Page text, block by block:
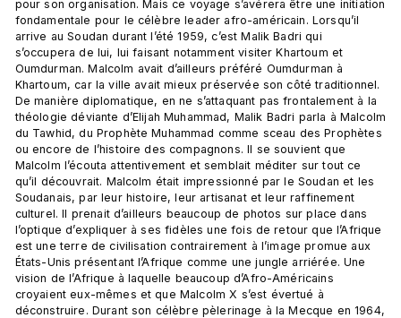
pour son organisation. Mais ce voyage s’avérera être une initiation
fondamentale pour le célèbre leader afro-américain. Lorsqu’il
arrive au Soudan durant l’été 1959, c’est Malik Badri qui
s’occupera de lui, lui faisant notamment visiter Khartoum et
Oumdurman. Malcolm avait d’ailleurs préféré Oumdurman à
Khartoum, car la ville avait mieux préservée son côté traditionnel.
De manière diplomatique, en ne s’attaquant pas frontalement à la
théologie déviante d’Elijah Muhammad, Malik Badri parla à Malcolm
du Tawhid, du Prophète Muhammad comme sceau des Prophètes
ou encore de l’histoire des compagnons. Il se souvient que
Malcolm l’écouta attentivement et semblait méditer sur tout ce
qu’il découvrait. Malcolm était impressionné par le Soudan et les
Soudanais, par leur histoire, leur artisanat et leur raffinement
culturel. Il prenait d’ailleurs beaucoup de photos sur place dans
l’optique d’expliquer à ses fidèles une fois de retour que l’Afrique
est une terre de civilisation contrairement à l’image promue aux
États-Unis présentant l’Afrique comme une jungle arriérée. Une
vision de l’Afrique à laquelle beaucoup d’Afro-Américains
croyaient eux-mêmes et que Malcolm X s’est évertué à
déconstruire. Durant son célèbre pèlerinage à la Mecque en 1964,